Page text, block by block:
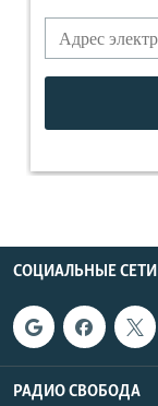
СОЦИАЛЬНЫЕ СЕТИ
РАДИО СВОБОДА